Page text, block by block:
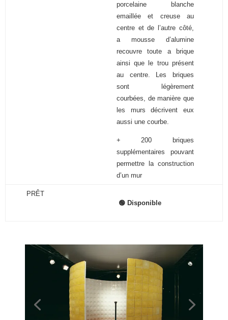
porcelaine blanche
emaillée et creuse au
centre et de l’autre côté,
a mousse d’alumine
recouvre toute a brique
ainsi que le trou présent
au centre. Les briques
sont légèrement
courbées, de manière que
les murs décrivent eux
aussi une courbe.
+ 200 briques
supplémentaires pouvant
permettre la construction
d’un mur
PRÊT
🟢 Disponible